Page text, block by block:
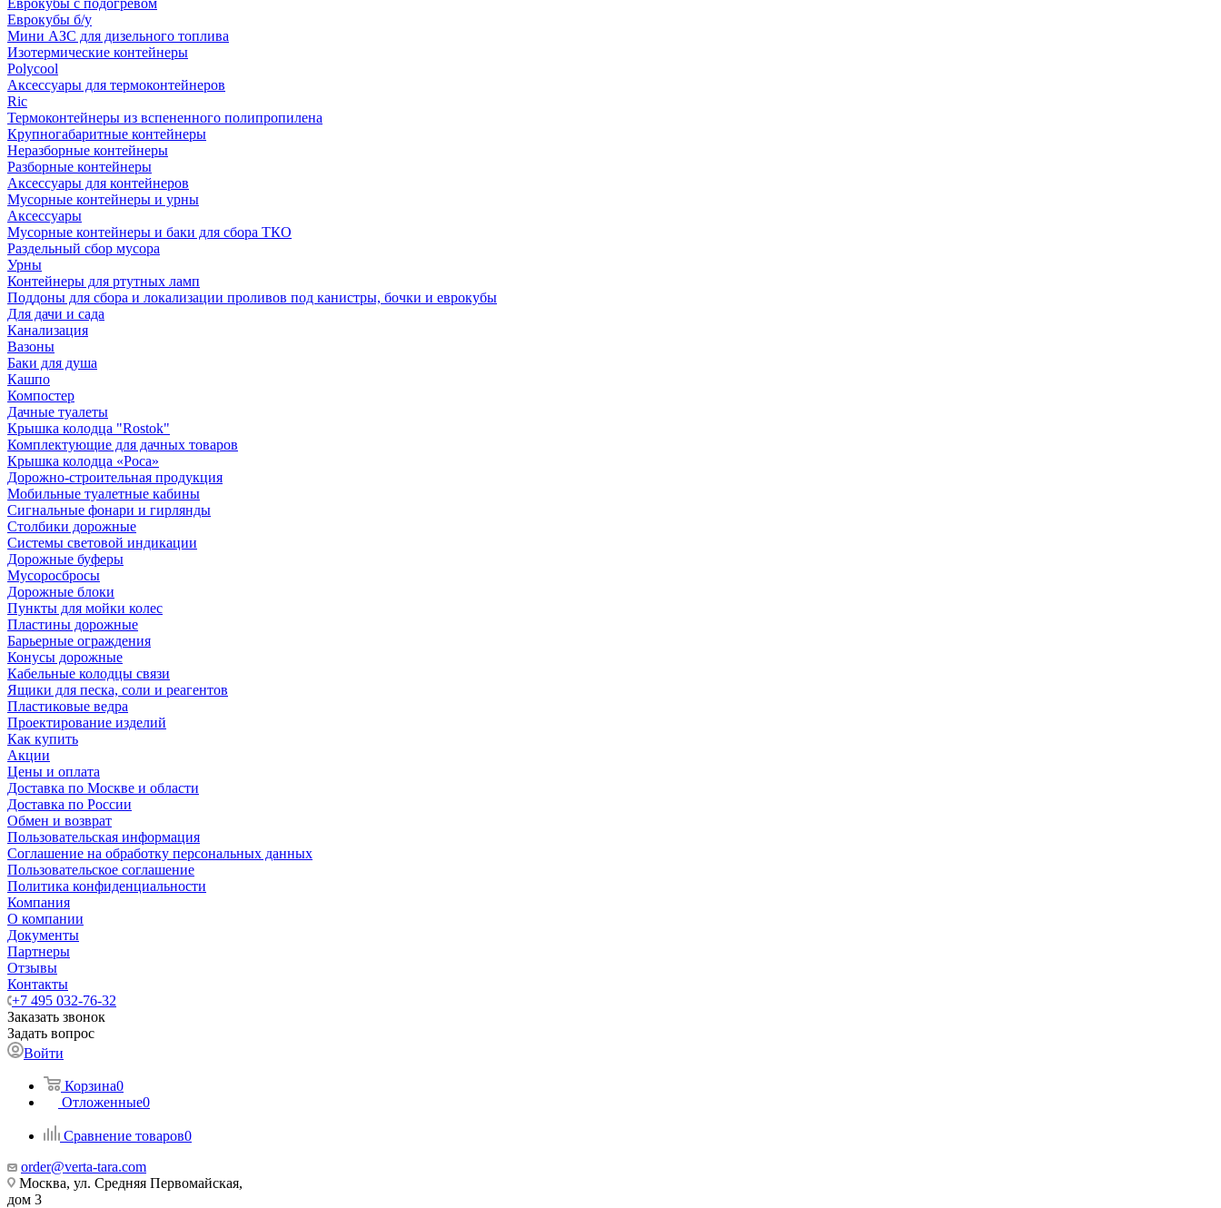
Еврокубы с подогревом
Еврокубы б/у
Мини АЗС для дизельного топлива
Изотермические контейнеры
Polycool
Аксессуары для термоконтейнеров
Ric
Термоконтейнеры из вспененного полипропилена
Крупногабаритные контейнеры
Неразборные контейнеры
Разборные контейнеры
Аксессуары для контейнеров
Мусорные контейнеры и урны
Аксессуары
Мусорные контейнеры и баки для сбора ТКО
Раздельный сбор мусора
Урны
Контейнеры для ртутных ламп
Поддоны для сбора и локализации проливов под канистры, бочки и еврокубы
Для дачи и сада
Канализация
Вазоны
Баки для душа
Кашпо
Компостер
Дачные туалеты
Крышка колодца "Rostok"
Комплектующие для дачных товаров
Крышка колодца «Роса»
Дорожно-строительная продукция
Мобильные туалетные кабины
Сигнальные фонари и гирлянды
Столбики дорожные
Системы световой индикации
Дорожные буферы
Мусоросбросы
Дорожные блоки
Пункты для мойки колес
Пластины дорожные
Барьерные ограждения
Конусы дорожные
Кабельные колодцы связи
Ящики для песка, соли и реагентов
Пластиковые ведра
Проектирование изделий
Как купить
Акции
Цены и оплата
Доставка по Москве и области
Доставка по России
Обмен и возврат
Пользовательская информация
Соглашение на обработку персональных данных
Пользовательское соглашение
Политика конфиденциальности
Компания
О компании
Документы
Партнеры
Отзывы
Контакты
+7 495 032-76-32
Заказать звонок
Задать вопрос
Войти
Корзина0
Отложенные0
Сравнение товаров0
order@verta-tara.com
Москва, ул. Средняя Первомайская,
дом 3